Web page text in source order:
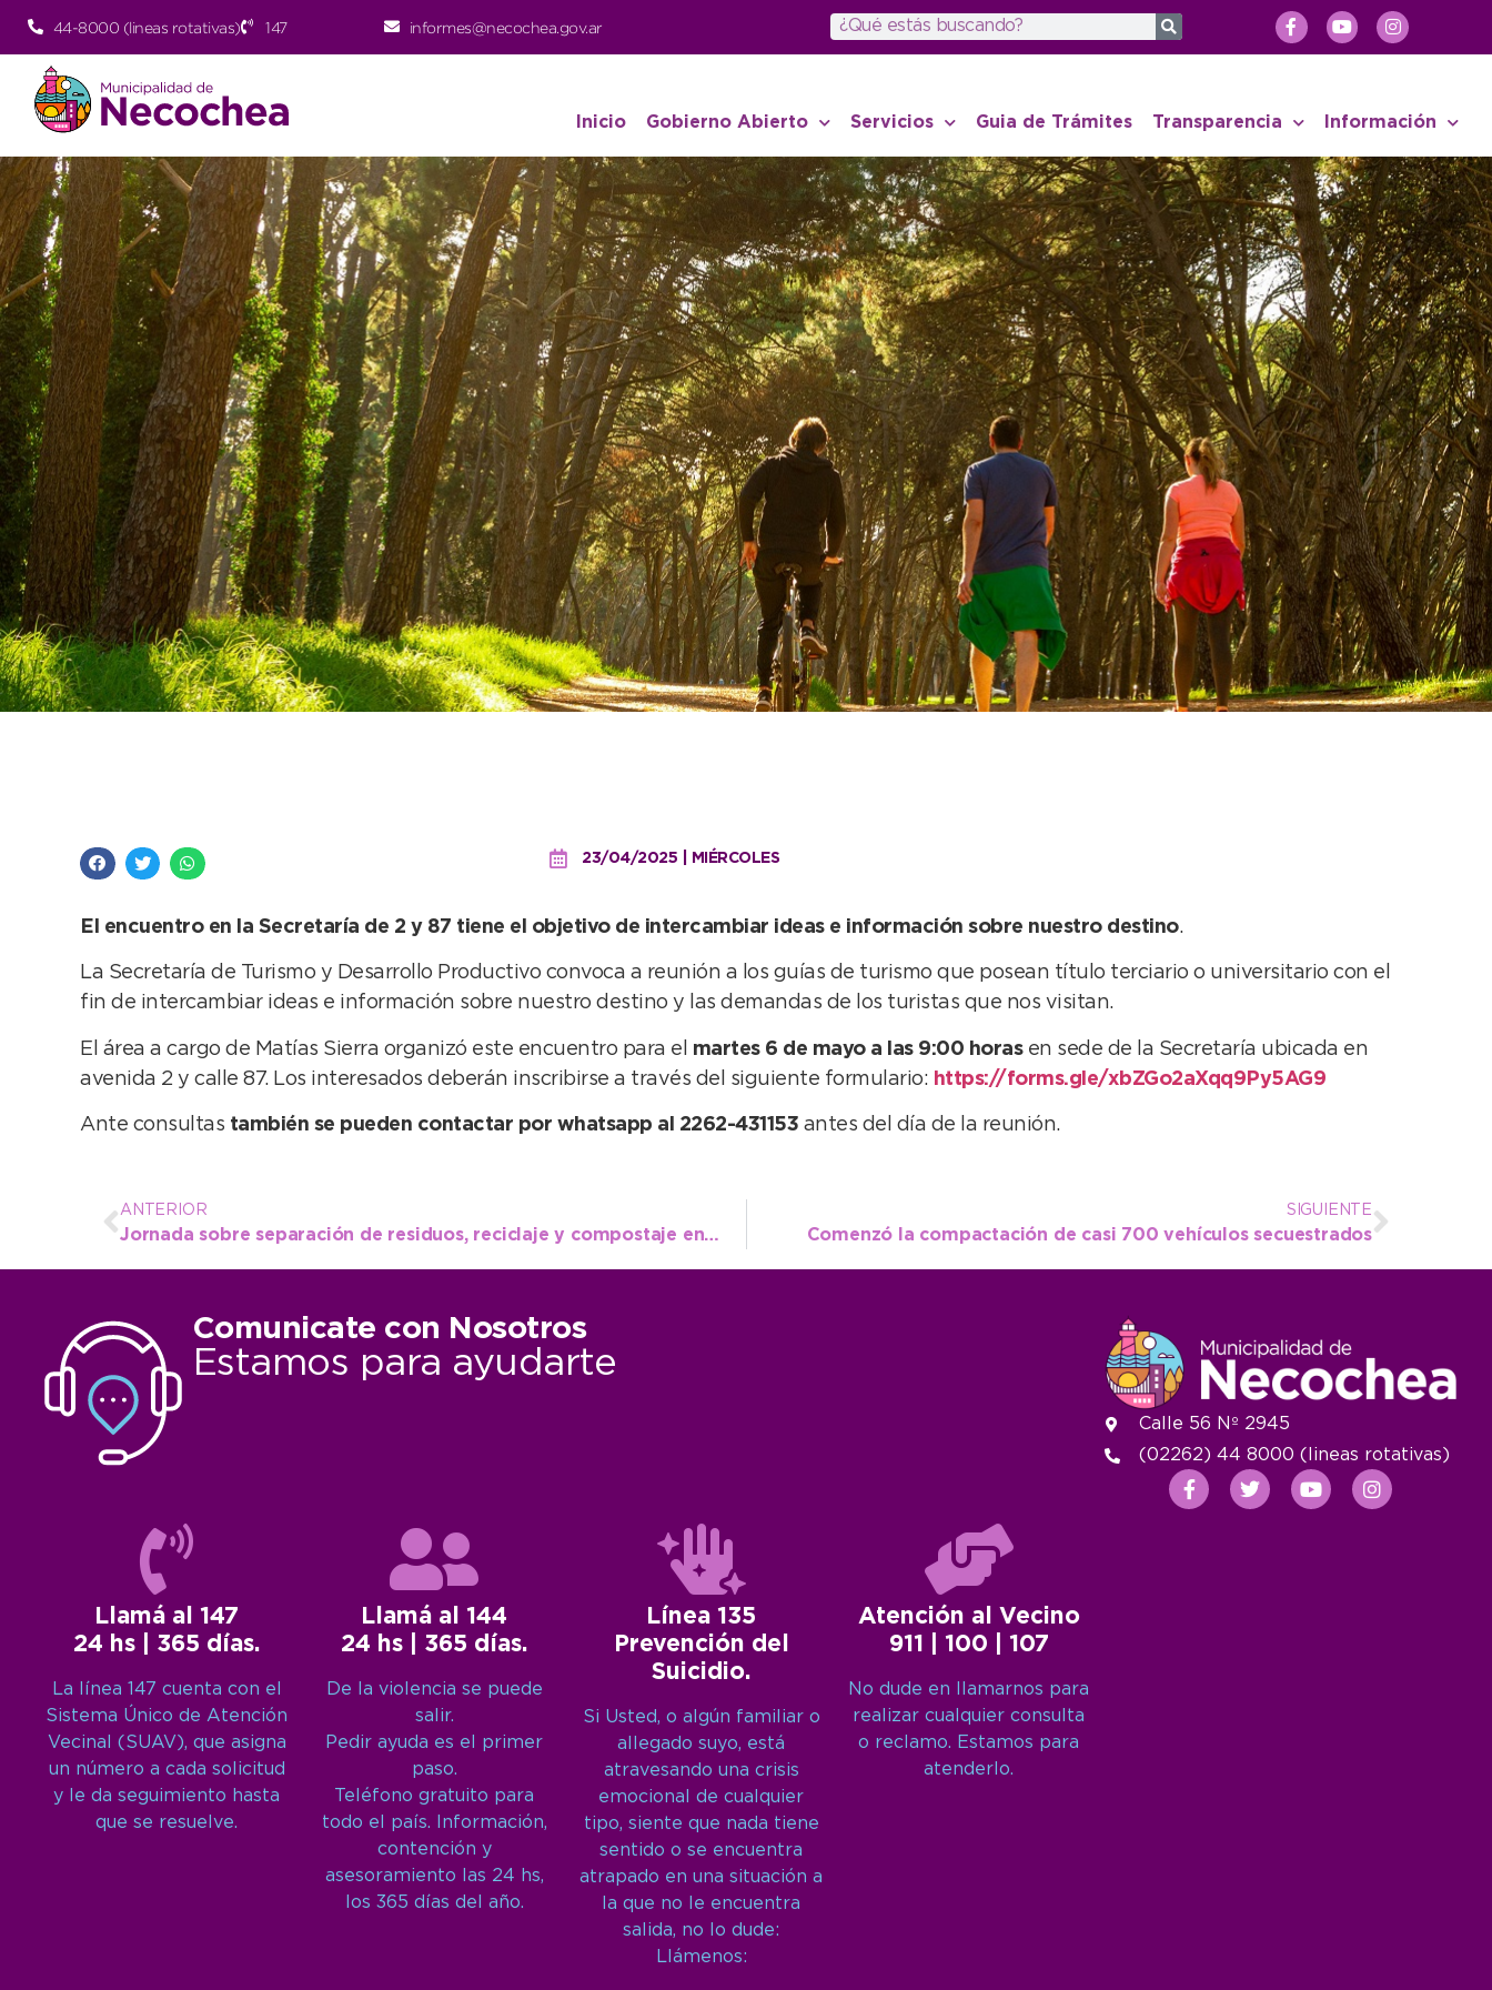
44-8000 (lineas rotativas) 147 informes@necochea.gov.ar
Inicio Gobierno Abierto Servicios Guia de Trámites Transparencia Información
23/04/2025 | MIÉRCOLES
El encuentro en la Secretaría de 2 y 87 tiene el objetivo de intercambiar ideas e información sobre nuestro destino.
La Secretaría de Turismo y Desarrollo Productivo convoca a reunión a los guías de turismo que posean título terciario o universitario con el
fin de intercambiar ideas e información sobre nuestro destino y las demandas de los turistas que nos visitan.
El área a cargo de Matías Sierra organizó este encuentro para el martes 6 de mayo a las 9:00 horasen sede de la Secretaría ubicada en
avenida 2 y calle 87. Los interesados deberán inscribirse a través del siguiente formulario: https://forms.gle/xbZGo2aXqq9Py5AG9
Ante consultas también se pueden contactar por whatsapp al 2262-431153 antes del día de la reunión.
ANTERIOR
Jornada sobre separación de residuos, reciclaje y compostaje en la Secundaria Nº 7
SIGUIENTE
Comenzó la compactación de casi 700 vehículos secuestrados
Comunicate con Nosotros
Estamos para ayudarte
Llamá al 147
24 hs | 365 días.
La línea 147 cuenta con el
Sistema Único de Atención
Vecinal (SUAV), que asigna
un número a cada solicitud
y le da seguimiento hasta
que se resuelve.
Llamá al 144
24 hs | 365 días.
De la violencia se puede
salir.
Pedir ayuda es el primer
paso.
Teléfono gratuito para
todo el país. Información,
contención y
asesoramiento las 24 hs,
los 365 días del año.
Línea 135
Prevención del
Suicidio.
Si Usted, o algún familiar o
allegado suyo, está
atravesando una crisis
emocional de cualquier
tipo, siente que nada tiene
sentido o se encuentra
atrapado en una situación a
la que no le encuentra
salida, no lo dude:
Llámenos:
Atención al Vecino
911 | 100 | 107
No dude en llamarnos para
realizar cualquier consulta
o reclamo. Estamos para
atenderlo.
Calle 56 Nº 2945
(02262) 44 8000 (lineas rotativas)